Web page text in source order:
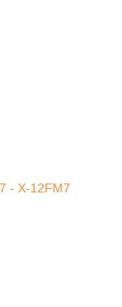
- X-12FM7